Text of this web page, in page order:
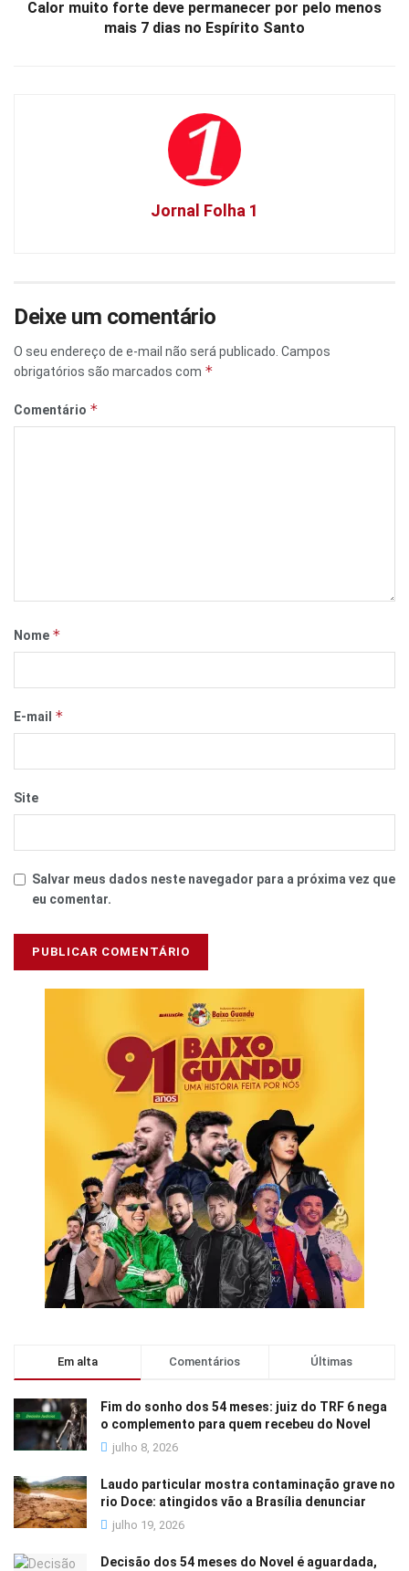
Calor muito forte deve permanecer por pelo menos
mais 7 dias no Espírito Santo
Jornal Folha 1
Deixe um comentário
O seu endereço de e-mail não será publicado. Campos
obrigatórios são marcados com *
Comentário *
Nome *
E-mail *
Site
Salvar meus dados neste navegador para a próxima vez que
eu comentar.
Em alta Comentários Últimas
Fim do sonho dos 54 meses: juiz do TRF 6 nega
o complemento para quem recebeu do Novel
julho 8, 2026
Laudo particular mostra contaminação grave no
rio Doce: atingidos vão a Brasília denunciar
julho 19, 2026
Decisão dos 54 meses do Novel é aguardada,